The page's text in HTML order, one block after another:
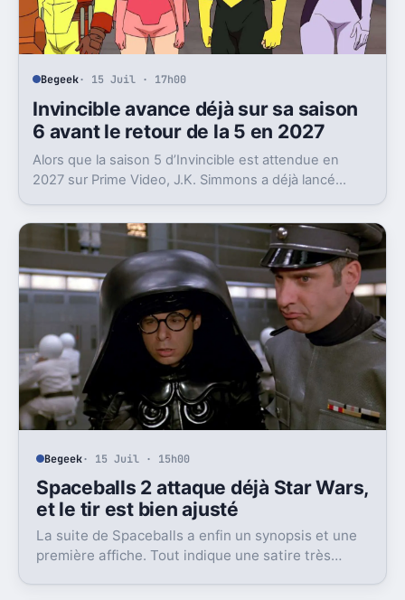
Begeek· 15 Juil · 17h00
Invincible avance déjà sur sa saison
6 avant le retour de la 5 en 2027
Alors que la saison 5 d’Invincible est attendue en
2027 sur Prime Video, J.K. Simmons a déjà lancé
Begeek· 15 Juil · 15h00
Spaceballs 2 attaque déjà Star Wars,
et le tir est bien ajusté
La suite de Spaceballs a enfin un synopsis et une
première affiche. Tout indique une satire très